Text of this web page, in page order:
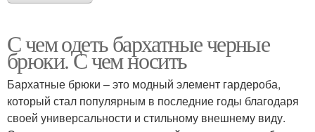
С чем одеть бархатные черные
брюки. С чем носить
Бархатные брюки – это модный элемент гардероба,
который стал популярным в последние годы благодаря
своей универсальности и стильному внешнему виду.